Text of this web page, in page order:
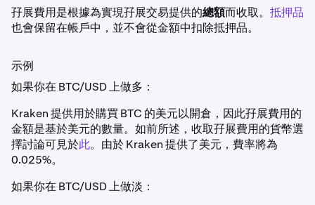
孖展費用是根據為實現孖展交易提供的總額而收取。 抵押品
也會保留在帳戶中，並不會從金額中扣除抵押品。
示例
如果你在 BTC/USD 上做多：
Kraken 提供用於購買 BTC 的美元以開倉，因此孖展費用的
金額是基於美元的數量。如前所述，收取孖展費用的貨幣選
擇討論可見於此。由於 Kraken 提供了美元，費率將為
0.025%。
如果你在 BTC/USD 上做淡：